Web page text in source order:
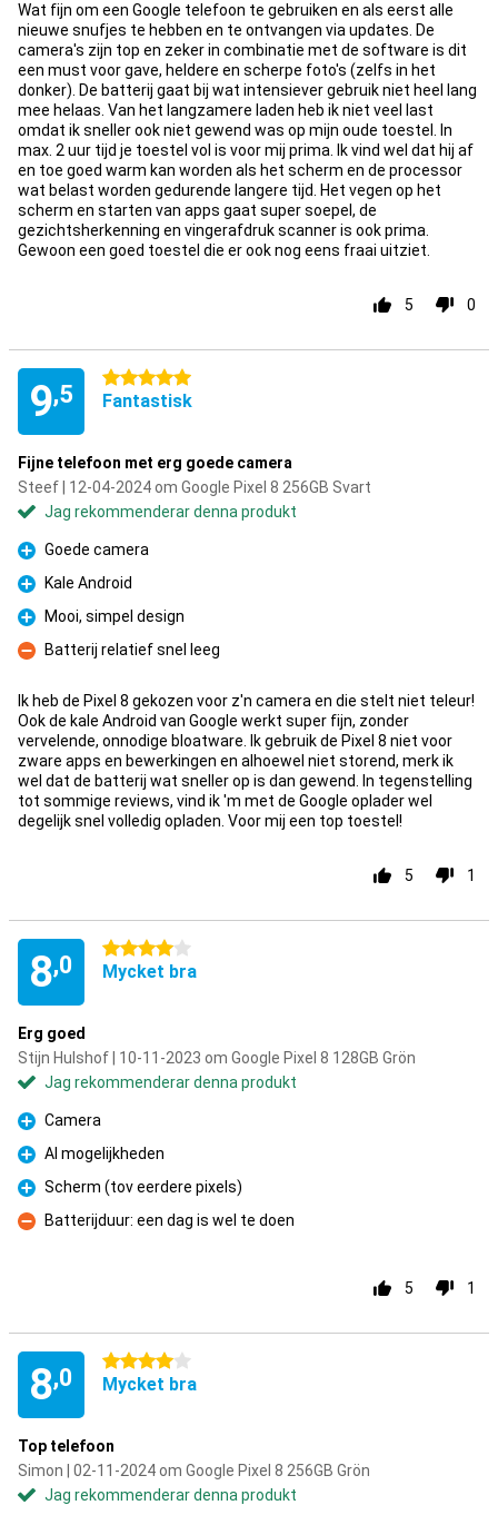
Wat fijn om een Google telefoon te gebruiken en als eerst alle
nieuwe snufjes te hebben en te ontvangen via updates. De
camera's zijn top en zeker in combinatie met de software is dit
een must voor gave, heldere en scherpe foto's (zelfs in het
donker). De batterij gaat bij wat intensiever gebruik niet heel lang
mee helaas. Van het langzamere laden heb ik niet veel last
omdat ik sneller ook niet gewend was op mijn oude toestel. In
max. 2 uur tijd je toestel vol is voor mij prima. Ik vind wel dat hij af
en toe goed warm kan worden als het scherm en de processor
wat belast worden gedurende langere tijd. Het vegen op het
scherm en starten van apps gaat super soepel, de
gezichtsherkenning en vingerafdruk scanner is ook prima.
Gewoon een goed toestel die er ook nog eens fraai uitziet.
5 0
9,5
5 stjärnor
Fantastisk
Fijne telefoon met erg goede camera
Steef | 12-04-2024 om Google Pixel 8 256GB Svart
Jag rekommenderar denna produkt
Fördelar
Goede camera
Fördelar
Kale Android
Fördelar
Mooi, simpel design
Nackdelar
Batterij relatief snel leeg
Ik heb de Pixel 8 gekozen voor z'n camera en die stelt niet teleur!
Ook de kale Android van Google werkt super fijn, zonder
vervelende, onnodige bloatware. Ik gebruik de Pixel 8 niet voor
zware apps en bewerkingen en alhoewel niet storend, merk ik
wel dat de batterij wat sneller op is dan gewend. In tegenstelling
tot sommige reviews, vind ik 'm met de Google oplader wel
degelijk snel volledig opladen. Voor mij een top toestel!
5 1
8,0
4 stjärnor
Mycket bra
Erg goed
Stijn Hulshof | 10-11-2023 om Google Pixel 8 128GB Grön
Jag rekommenderar denna produkt
Fördelar
Camera
Fördelar
AI mogelijkheden
Fördelar
Scherm (tov eerdere pixels)
Nackdelar
Batterijduur: een dag is wel te doen
5 1
8,0
4 stjärnor
Mycket bra
Top telefoon
Simon | 02-11-2024 om Google Pixel 8 256GB Grön
Jag rekommenderar denna produkt